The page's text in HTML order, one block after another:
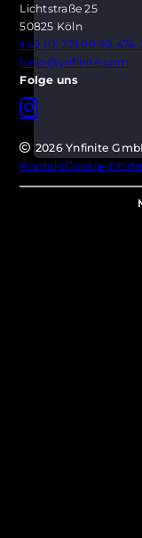
Lichtstraße 25
50825 Köln
+49 (0) 221.99 98 474
hello@ynfinite.com
Folge uns
2026 Ynfinite
KontaktCookie-